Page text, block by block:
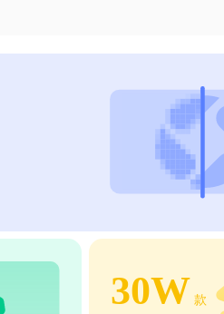
30W 款